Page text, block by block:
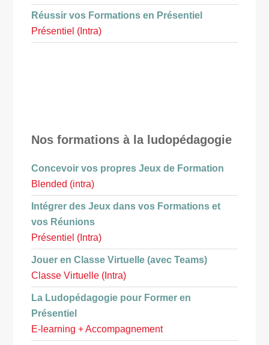
Réussir vos Formations en Présentiel
Présentiel (Intra)
Nos formations à la ludopédagogie
Concevoir vos propres Jeux de Formation
Blended (intra)
Intégrer des Jeux dans vos Formations et
vos Réunions
Présentiel (Intra)
Jouer en Classe Virtuelle (avec Teams)
Classe Virtuelle (Intra)
La Ludopédagogie pour Former en
Présentiel
E-learning + Accompagnement